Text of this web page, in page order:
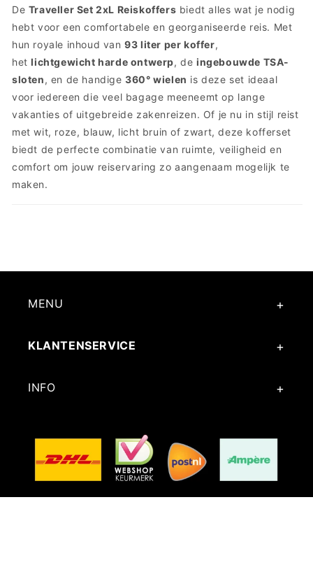
De Traveller Set 2xL Reiskoffers biedt alles wat je nodig
hebt voor een comfortabele en georganiseerde reis. Met
hun royale inhoud van 93 liter per koffer,
het lichtgewicht harde ontwerp, de ingebouwde TSA-
sloten, en de handige 360° wielen is deze set ideaal
voor iedereen die veel bagage meeneemt op lange
vakanties of uitgebreide zakenreizen. Of je nu in stijl reist
met wit, roze, blauw, licht bruin of zwart, deze kofferset
biedt de perfecte combinatie van ruimte, veiligheid en
comfort om jouw reiservaring zo aangenaam mogelijk te
maken.
MENU
KLANTENSERVICE
INFO